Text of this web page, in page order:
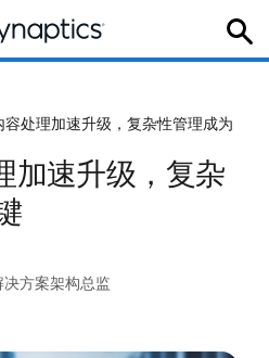
容处理加速升级，复杂性管理成为
加速升级，复杂
方案架构总监